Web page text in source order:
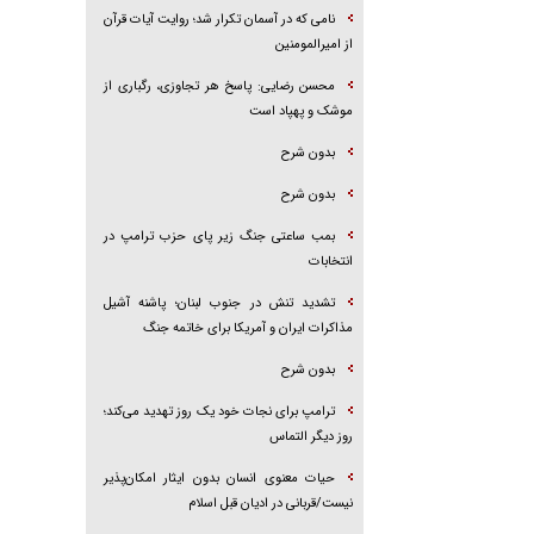
نامی که در آسمان تکرار شد؛ روایت آیات قرآن
از امیرالمومنین
محسن رضایی: پاسخ هر تجاوزی، رگباری از
موشک و پهپاد است
بدون شرح
بدون شرح
بمب ساعتی جنگ زیر پای حزب ترام‍پ در
انتخابات
تشدید تنش در جنوب لبنان؛ پاشنه آشیل
مذاکرات ایران و آمریکا برای خاتمه جنگ
بدون شرح
ترامپ برای نجات خود یک روز تهدید می‌کند؛
روز دیگر التماس
حیات معنوی انسان بدون ایثار امکان‌پذیر
نیست/قربانی در ادیان قبل اسلام